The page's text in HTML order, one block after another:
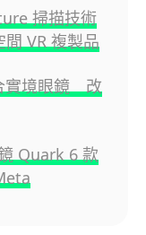
掃描技術
VR 複製品
實境眼鏡 改
Quark 6 款